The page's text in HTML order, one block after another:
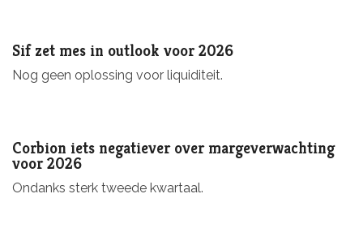
Sif zet mes in outlook voor 2026
Nog geen oplossing voor liquiditeit.
Corbion iets negatiever over margeverwachting
voor 2026
Ondanks sterk tweede kwartaal.